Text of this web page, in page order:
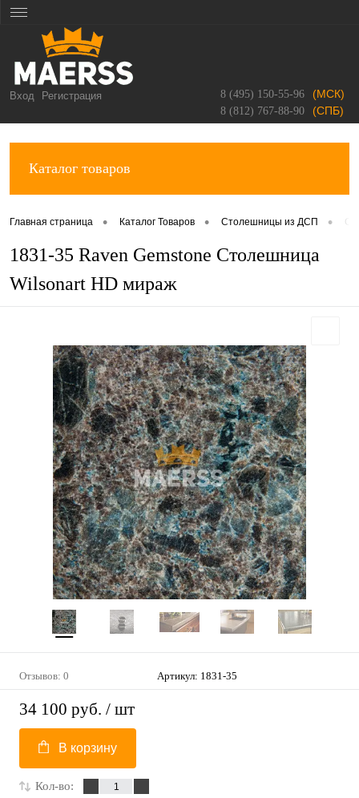
Вход Регистрация 8 (495) 150-55-96 (МСК)
8 (812) 767-88-90 (СПБ)
Каталог товаров
Главная страница • Каталог Товаров • Столешницы из ДСП •
1831-35 Raven Gemstone Столешница
Wilsonart HD мираж
Отзывов: 0 Артикул: 1831-35
34 100 руб. / шт
В корзину
Кол-во: